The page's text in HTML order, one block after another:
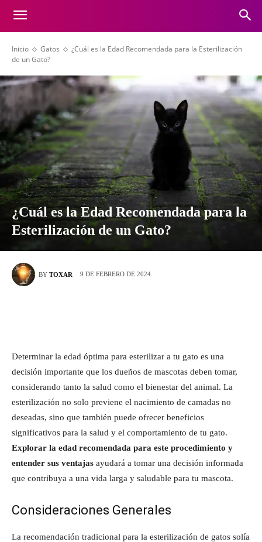
Inicio Gatos
¿Cuál es la Edad Recomendada para la Esterilización
de un Gato?
¿Cuál es la Edad Recomendada para la
Esterilización de un Gato?
BY TOXAR 9 DE FEBRERO DE 2024
Determinar la edad óptima para esterilizar a tu gato es una
decisión importante que los dueños de mascotas deben tomar,
considerando tanto la salud como el bienestar del animal. La
esterilización no solo previene el nacimiento de camadas no
deseadas, sino que también puede ofrecer beneficios
significativos para la salud y el comportamiento de tu gato.
Explorar la edad recomendada para este procedimiento y
entender sus ventajas ayudará a tomar una decisión informada
que contribuya a una vida larga y saludable para tu mascota.
Consideraciones Generales
La recomendación tradicional para la esterilización de gatos solía